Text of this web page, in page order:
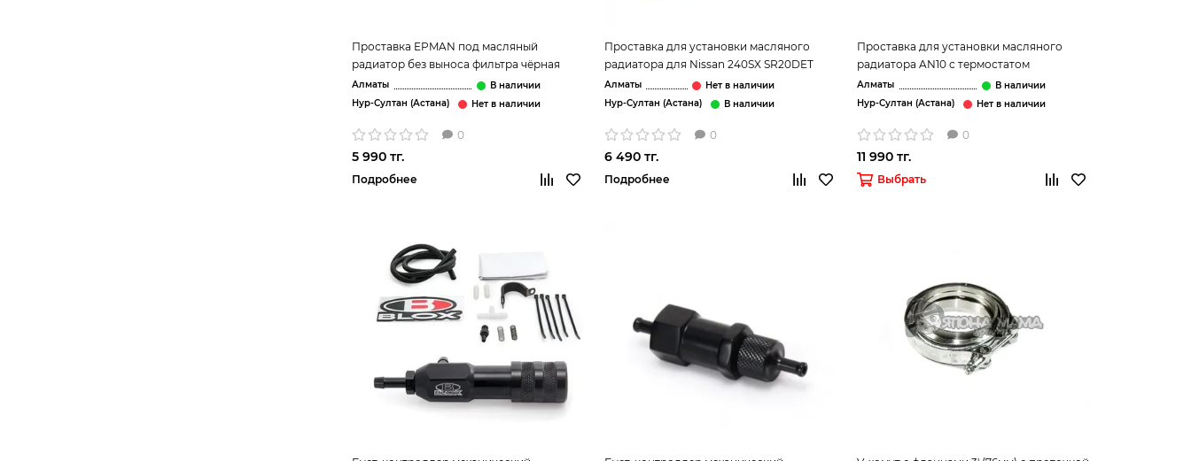
Проставка EPMAN под масляный
радиатор без выноса фильтра чёрная
Алматы
Нур-Султан (Астана)
0
5 990 тг.
Подробнее
Проставка для установки масляного
радиатора для Nissan 240SX SR20DET
CA18DET S13 14 15
Алматы
Нур-Султан (Астана)
0
6 490 тг.
Подробнее
Проставка для установки масляного
радиатора AN10 с термостатом
Алматы
Нур-Султан (Астана)
0
11 990 тг.
Выбрать